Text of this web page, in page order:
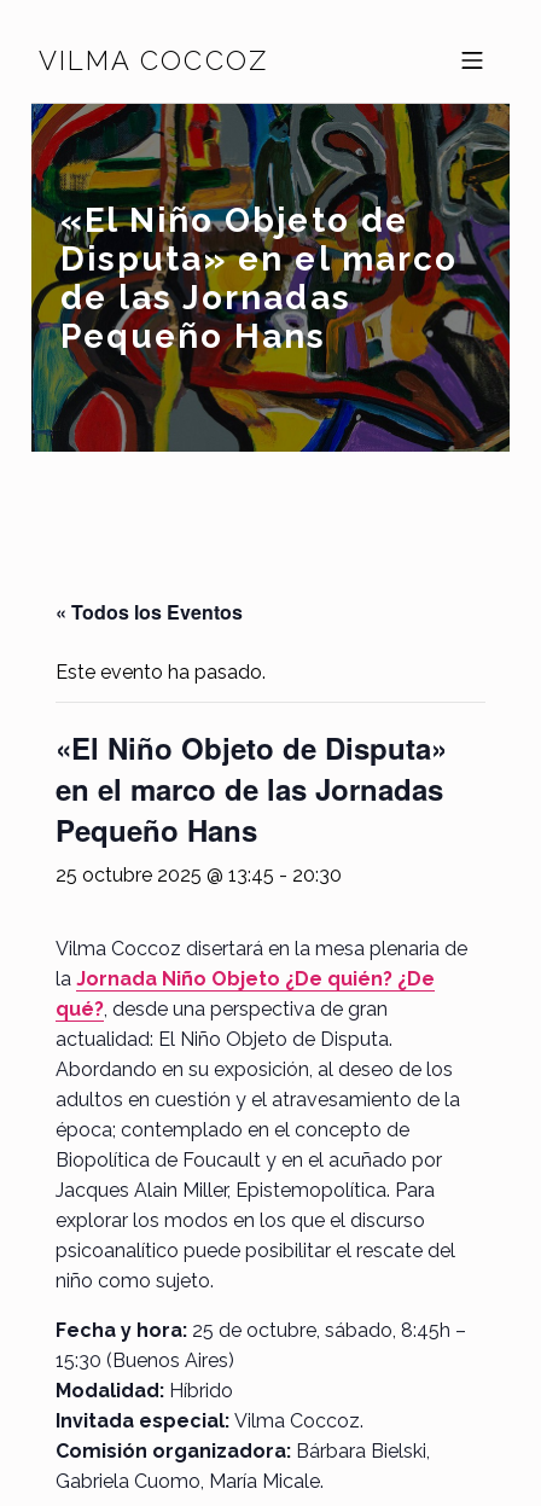
VILMA COCCOZ
MOBILE MENU
«El Niño Objeto de
Disputa» en el marco
de las Jornadas
Pequeño Hans
« Todos los Eventos
Este evento ha pasado.
«El Niño Objeto de Disputa»
en el marco de las Jornadas
Pequeño Hans
25 octubre 2025 @ 13:45 - 20:30
Vilma Coccoz disertará en la mesa plenaria de
la Jornada Niño Objeto ¿De quién? ¿De
qué?, desde una perspectiva de gran
actualidad: El Niño Objeto de Disputa.
Abordando en su exposición, al deseo de los
adultos en cuestión y el atravesamiento de la
época; contemplado en el concepto de
Biopolítica de Foucault y en el acuñado por
Jacques Alain Miller, Epistemopolítica. Para
explorar los modos en los que el discurso
psicoanalítico puede posibilitar el rescate del
niño como sujeto.
Fecha y hora:25 de octubre, sábado, 8:45h –
15:30 (Buenos Aires)
Modalidad:Híbrido
Invitada especial: Vilma Coccoz.
Comisión organizadora:Bárbara Bielski,
Gabriela Cuomo, María Micale.